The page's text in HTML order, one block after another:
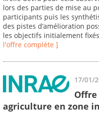
lors des parties de mise au
participants puis les
des pistes d’amélioration
les objectifs initialement
l'offre complète ]
17/01/
Offre
agriculture en zone